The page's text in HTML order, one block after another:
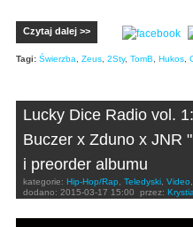
Czytaj dalej >>
Tagi: Świerzba Zeus 2Sty, TomB Hukos
Lucky Dice Radio vol.
Buczer x Zduno x JNR
i preorder albumu
kategorie: Hip-Hop/Rap Teledyski Video
dodano: 2015-03-17 15:00 przez: